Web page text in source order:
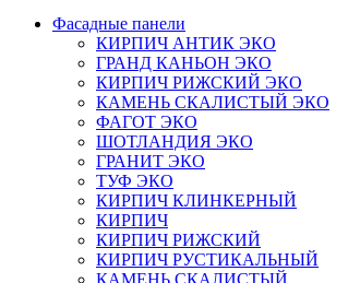
Фасадные панели
КИРПИЧ АНТИК ЭКО
ГРАНД КАНЬОН ЭКО
КИРПИЧ РИЖСКИЙ ЭКО
КАМЕНЬ СКАЛИСТЫЙ ЭКО
ФАГОТ ЭКО
ШОТЛАНДИЯ ЭКО
ГРАНИТ ЭКО
ТУФ ЭКО
КИРПИЧ КЛИНКЕРНЫЙ
КИРПИЧ
КИРПИЧ РИЖСКИЙ
КИРПИЧ РУСТИКАЛЬНЫЙ
КАМЕНЬ СКАЛИСТЫЙ